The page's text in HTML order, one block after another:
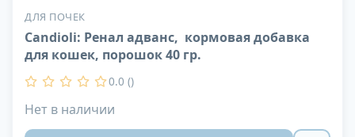
ДЛЯ ПОЧЕК
Candioli: Ренал адванс, кормовая добавка
для кошек, порошок 40 гр.
0.0 ()
Нет в наличии